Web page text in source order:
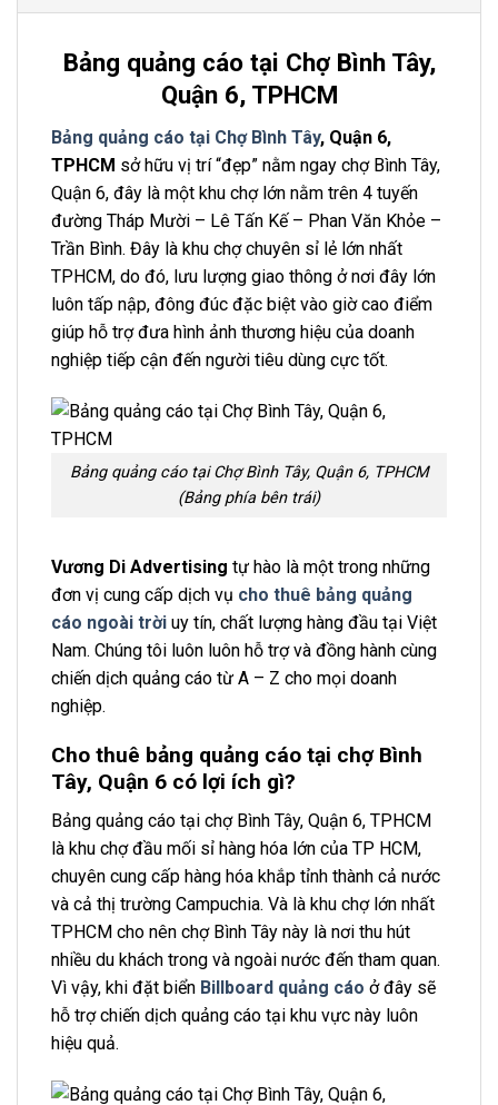
Bảng quảng cáo tại Chợ Bình Tây,
Quận 6, TPHCM
Bảng quảng cáo tại Chợ Bình Tây, Quận 6,
TPHCM sở hữu vị trí “đẹp” nằm ngay chợ Bình Tây,
Quận 6, đây là một khu chợ lớn nằm trên 4 tuyến
đường Tháp Mười – Lê Tấn Kế – Phan Văn Khỏe –
Trần Bình. Đây là khu chợ chuyên sỉ lẻ lớn nhất
TPHCM, do đó, lưu lượng giao thông ở nơi đây lớn
luôn tấp nập, đông đúc đặc biệt vào giờ cao điểm
giúp hỗ trợ đưa hình ảnh thương hiệu của doanh
nghiệp tiếp cận đến người tiêu dùng cực tốt.
Bảng quảng cáo tại Chợ Bình Tây, Quận 6, TPHCM
(Bảng phía bên trái)
Vương Di Advertising tự hào là một trong những
đơn vị cung cấp dịch vụ cho thuê bảng quảng
cáo ngoài trời uy tín, chất lượng hàng đầu tại Việt
Nam. Chúng tôi luôn luôn hỗ trợ và đồng hành cùng
chiến dịch quảng cáo từ A – Z cho mọi doanh
nghiệp.
Cho thuê bảng quảng cáo tại chợ Bình
Tây, Quận 6 có lợi ích gì?
Bảng quảng cáo tại chợ Bình Tây, Quận 6, TPHCM
là khu chợ đầu mối sỉ hàng hóa lớn của TP HCM,
chuyên cung cấp hàng hóa khắp tỉnh thành cả nước
và cả thị trường Campuchia. Và là khu chợ lớn nhất
TPHCM cho nên chợ Bình Tây này là nơi thu hút
nhiều du khách trong và ngoài nước đến tham quan.
Vì vậy, khi đặt biển Billboard quảng cáo ở đây sẽ
hỗ trợ chiến dịch quảng cáo tại khu vực này luôn
hiệu quả.